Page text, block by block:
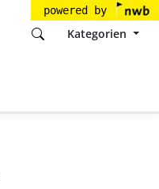
powered by
Kategorien